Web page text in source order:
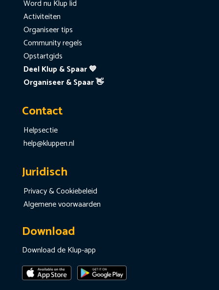
Word nu Klup lid
Activiteiten
Organiseer tips
Community regels
Opstartgids
Deel Klup & Spaar 💙
Organiseer & Spaar 👋
Contact
Helpsectie
help@kluppen.nl
Juridisch
Privacy & Cookiebeleid
Algemene voorwaarden
Download
Download de Klup-app